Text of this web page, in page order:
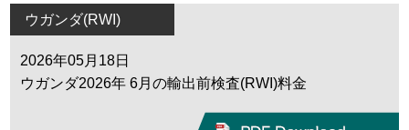
ウガンダ(RWI)
2026年05月18日
ウガンダ2026年 6月の輸出前検査(RWI)料金